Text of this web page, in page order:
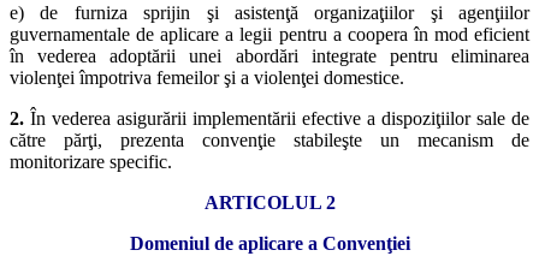
e) de furniza sprijin şi asistenţă organizaţiilor şi agenţiilor
guvernamentale de aplicare a legii pentru a coopera în mod eficient
în vederea adoptării unei abordări integrate pentru eliminarea
violenţei împotriva femeilor şi a violenţei domestice.
2. În vederea asigurării implementării efective a dispoziţiilor sale de
către părţi, prezenta convenţie stabileşte un mecanism de
monitorizare specific.
ARTICOLUL 2
Domeniul de aplicare a Convenţiei